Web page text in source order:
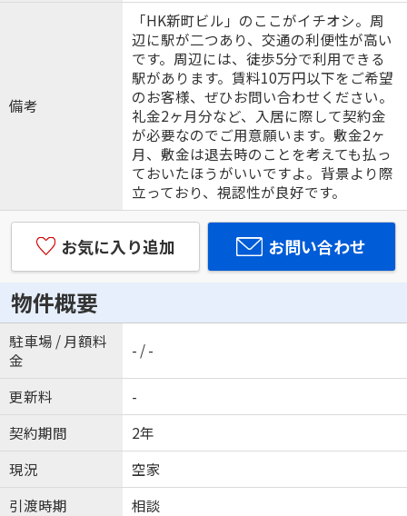
備考
「HK新町ビル」のここがイチオシ。周
辺に駅が二つあり、交通の利便性が高い
です。周辺には、徒歩5分で利用できる
駅があります。賃料10万円以下をご希望
のお客様、ぜひお問い合わせください。
礼金2ヶ月分など、入居に際して契約金
が必要なのでご用意願います。敷金2ヶ
月、敷金は退去時のことを考えても払っ
ておいたほうがいいですよ。背景より際
立っており、視認性が良好です。
お気に入り追加 お問い合わせ
物件概要
駐車場 / 月額料
金
- / -
更新料
-
契約期間
2年
現況
空家
引渡時期
相談